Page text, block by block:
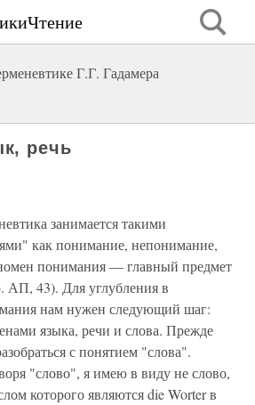
Г.Г. Гадамера
речь
занимается такими
как понимание, непонимание,
понимания — главный предмет
АП, 43). Для углубления в
нам нужен следующий шаг:
языка, речи и слова. Прежде
с понятием "слова".
"слово", я имею в виду не слово,
которого являются die Worter в